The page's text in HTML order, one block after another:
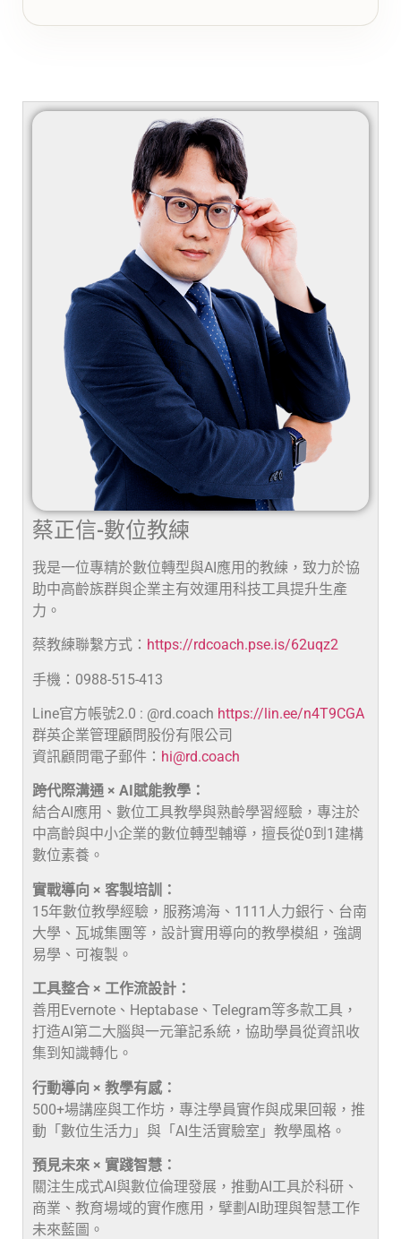
蔡正信-數位教練
我是一位專精於數位轉型與AI應用的教練，致力於協
助中高齡族群與企業主有效運用科技工具提升生產
力。
蔡教練聯繫方式： https://rdcoach.pse.is/62uqz2
手機：0988-515-413
Line官方帳號2.0 : @rd.coach https://lin.ee/n4T9CGA
群英企業管理顧問股份有限公司
資訊顧問電子郵件： hi@rd.coach
跨代際溝通 × AI賦能教學：
結合AI應用、數位工具教學與熟齡學習經驗，專注於
中高齡與中小企業的數位轉型輔導，擅長從0到1建構
數位素養。
實戰導向 × 客製培訓：
15年數位教學經驗，服務鴻海、1111人力銀行、台南
大學、瓦城集團等，設計實用導向的教學模組，強調
易學、可複製。
工具整合 × 工作流設計：
善用Evernote、Heptabase、Telegram等多款工具，
打造AI第二大腦與一元筆記系統，協助學員從資訊收
集到知識轉化。
行動導向 × 教學有感：
500+場講座與工作坊，專注學員實作與成果回報，推
動「數位生活力」與「AI生活實驗室」教學風格。
預見未來 × 實踐智慧：
關注生成式AI與數位倫理發展，推動AI工具於科研、
商業、教育場域的實作應用，擘劃AI助理與智慧工作
未來藍圖。